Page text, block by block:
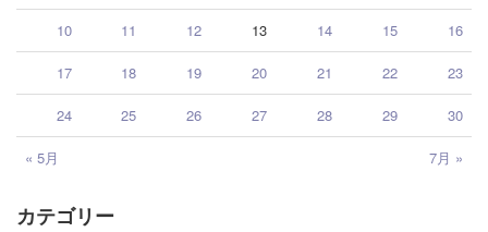
« 5月 7月 »
10 11 12 13 14 15 16
17 18 19 20 21 22 23
24 25 26 27 28 29 30
カテゴリー